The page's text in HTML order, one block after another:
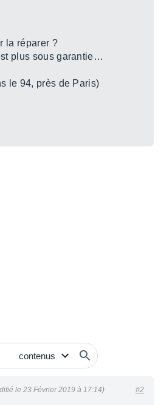
la réparer ?
plus sous garantie…
le 94, près de Paris)
le 23 Février 2019 à 17:14) #2